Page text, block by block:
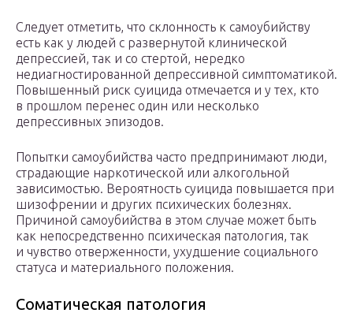
Следует отметить, что склонность к самоубийству
есть как у людей с развернутой клинической
депрессией, так и со стертой, нередко
недиагностированной депрессивной симптоматикой.
Повышенный риск суицида отмечается и у тех, кто
в прошлом перенес один или несколько
депрессивных эпизодов.
Попытки самоубийства часто предпринимают люди,
страдающие наркотической или алкогольной
зависимостью. Вероятность суицида повышается при
шизофрении и других психических болезнях.
Причиной самоубийства в этом случае может быть
как непосредственно психическая патология, так
и чувство отверженности, ухудшение социального
статуса и материального положения.
Соматическая патология